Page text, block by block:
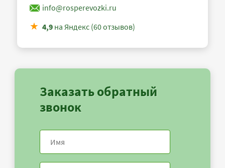
info@rosperevozki.ru
4,9 на Яндекс (60 отзывов)
Заказать обратный
звонок